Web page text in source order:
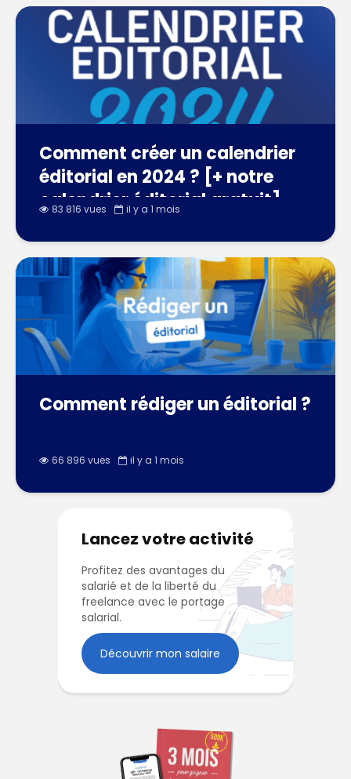
Comment créer un calendrier
éditorial en 2024 ? [+ notre
calendrier éditorial gratuit]
83 816 vues il y a 1 mois
Comment rédiger un éditorial ?
66 896 vues il y a 1 mois
Lancez votre activité
Profitez des avantages du
salarié et de la liberté du
freelance avec le portage
salarial.
Découvrir mon salaire